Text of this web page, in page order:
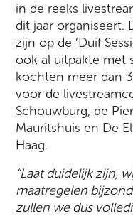
in de reeks
dit jaar organiseert.
zijn op de ‘Duif
ook al uitpakte met
kochten meer dan
voor de
Schouwburg, de
Mauritshuis en De
Haag.
“Laat duidelijk zijn,
maatregelen
zullen we dus